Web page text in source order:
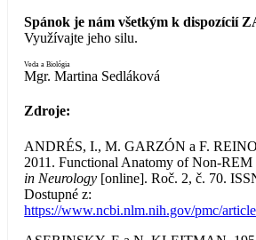
Spánok je nám všetkým k dispozícií
Využívajte jeho silu.
Veda a Biológia
Mgr. Martina Sedláková
Zdroje:
ANDRÉS, I., M. GARZÓN a F.
2011. Functional Anatomy of Non-REM
in Neurology [online]. Roč. 2, č. 70.
Dostupné z:
https://www.ncbi.nlm.nih.gov/pmc/